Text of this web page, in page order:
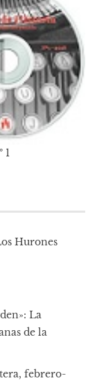
1
Hurones
La
de la
febrero-